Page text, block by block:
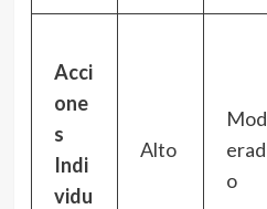
Acci
one
s
Indi
vidu
Alto
Mod
erad
o